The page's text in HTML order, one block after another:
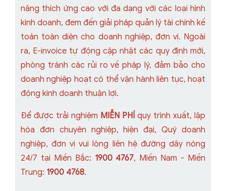
năng thích ứng cao với đa dạng với các loại hình
kinh doanh, đem đến giải pháp quản lý tài chính kế
toán toàn diện cho doanh nghiệp, đơn vị. Ngoài
ra, E-invoice tự động cập nhật các quy định mới,
phòng tránh các rủi ro về pháp lý, đảm bảo cho
doanh nghiệp hoạt có thể vận hành liên tục, hoạt
động kinh doanh thuận lợi.
Để được trải nghiệm MIỄN PHÍ quy trình xuất, lập
hóa đơn chuyên nghiệp, hiện đại, Quý doanh
nghiệp, đơn vị vui lòng liên hệ đường dây nóng
24/7 tại Miền Bắc: 1900 4767, Miền Nam - Miền
Trung: 1900 4768.